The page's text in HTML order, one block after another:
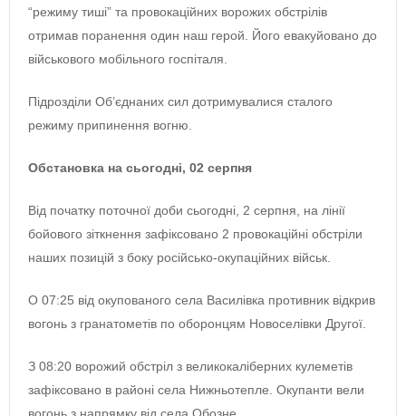
“режиму тиші” та провокаційних ворожих обстрілів
отримав поранення один наш герой. Його евакуйовано до
військового мобільного госпіталя.
Підрозділи Об’єднаних сил дотримувалися сталого
режиму припинення вогню.
Обстановка на сьогодні, 02 серпня
Від початку поточної доби сьогодні, 2 серпня, на лінії
бойового зіткнення зафіксовано 2 провокаційні обстріли
наших позицій з боку російсько-окупаційних військ.
О 07:25 від окупованого села Василівка противник відкрив
вогонь з гранатометів по оборонцям Новоселівки Другої.
З 08:20 ворожий обстріл з великокаліберних кулеметів
зафіксовано в районі села Нижньотепле. Окупанти вели